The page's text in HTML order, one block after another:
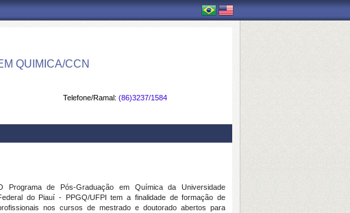
QUIMICA/CCN
Telefone/Ramal: (86)3237/1584
Programa de Pós-Graduação em Química da Universidade
do Piauí - PPGQ/UFPI tem a finalidade de formação de
nos cursos de mestrado e doutorado abertos para